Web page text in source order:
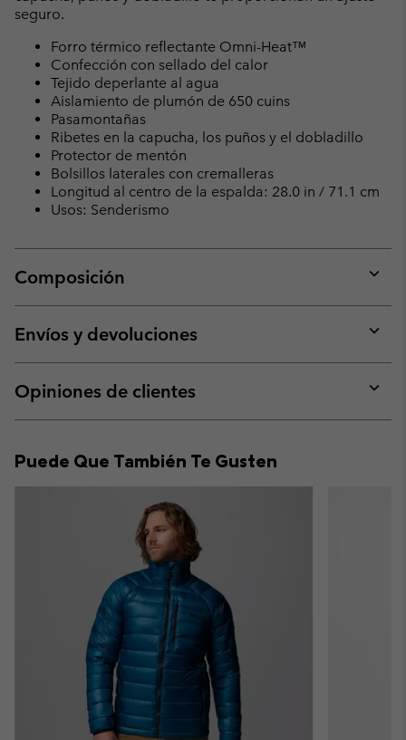
seguro.
Forro térmico reflectante Omni-Heat™
Confección con sellado del calor
Tejido deperlante al agua
Aislamiento de plumón de 650 cuins
Pasamontañas
Ribetes en la capucha, los puños y el dobladillo
Protector de mentón
Bolsillos laterales con cremalleras
Longitud al centro de la espalda: 28.0 in / 71.1 cm
Usos: Senderismo
Composición
or
Envíos y devoluciones
or
Opiniones de clientes
or
Puede Que También Te Gusten